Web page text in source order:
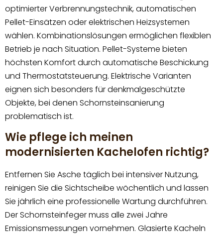
optimierter Verbrennungstechnik, automatischen
Pellet-Einsätzen oder elektrischen Heizsystemen
wählen. Kombinationslösungen ermöglichen flexiblen
Betrieb je nach Situation. Pellet-Systeme bieten
höchsten Komfort durch automatische Beschickung
und Thermostatsteuerung. Elektrische Varianten
eignen sich besonders für denkmalgeschützte
Objekte, bei denen Schornsteinsanierung
problematisch ist.
Wie pflege ich meinen
modernisierten Kachelofen richtig?
Entfernen Sie Asche täglich bei intensiver Nutzung,
reinigen Sie die Sichtscheibe wöchentlich und lassen
Sie jährlich eine professionelle Wartung durchführen.
Der Schornsteinfeger muss alle zwei Jahre
Emissionsmessungen vornehmen. Glasierte Kacheln